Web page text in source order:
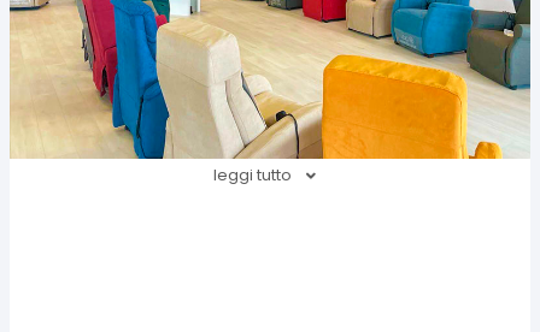
leggi tutto